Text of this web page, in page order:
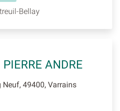
Bellay
ANDRE
Neuf, 49400, Varrains